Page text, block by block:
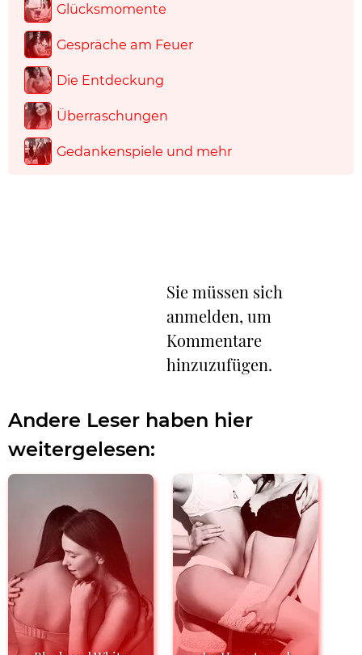
Glücksmomente
Gespräche am Feuer
Die Entdeckung
Überraschungen
Gedankenspiele und mehr
Sie müssen sich
anmelden, um
Kommentare
hinzuzufügen.
Andere Leser haben hier
weitergelesen: